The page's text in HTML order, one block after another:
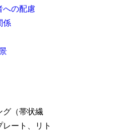
への配慮
係
グ（帯状繊
ート、リト